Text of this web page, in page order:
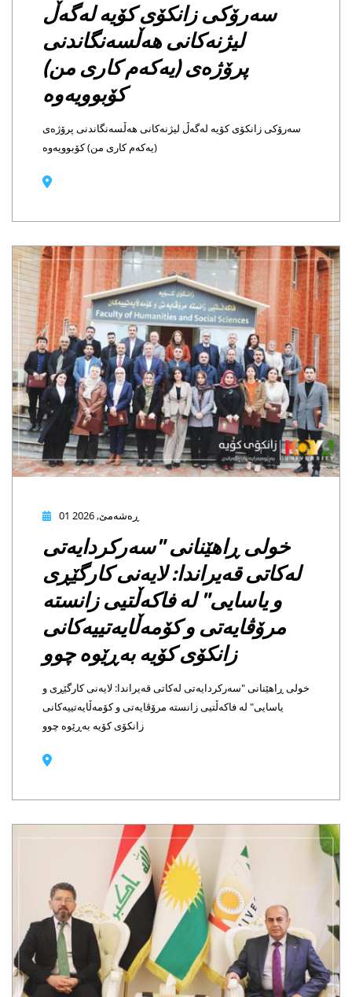
سەرۆکی زانکۆی کۆیە لەگەڵ
لیژنەکانی هەڵسەنگاندنی
پرۆژەی (یەکەم کاری من)
کۆبوویەوە
زانکۆی کۆیە لەگەڵ لیژنەکانی هەڵسەنگاندنی پرۆژەی
(یەکەم کاری من) کۆبوویەوە
ڕاهێنانی "سەرکردایەتی
قەیراندا: لایەنی کارگێڕی
یاسایی" لە فاکەڵتیی زانستە
و کۆمەڵایەتییەکانی
زانکۆی کۆیە بەڕێوە چوو
"سەرکردایەتی لەکاتی قەیراندا: لایەنی کارگێڕی و
لە فاکەڵتیی زانستە مرۆڤایەتی و کۆمەڵایەتییەکانی
زانکۆی کۆیە بەڕێوە چوو